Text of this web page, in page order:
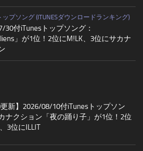
ップソング (ITUNESダウンロードランキング)
30付iTunesトップソング：
」が1位！2位にM!LK、3位にサカナ
更新】2026/08/10付iTunesトップソン
ナクション「夜の踊り子」が1位！2位
3位にILLIT